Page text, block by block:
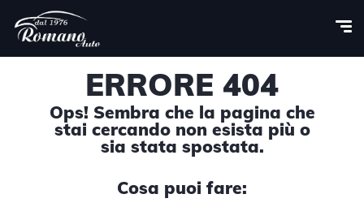
ERRORE 404
Ops! Sembra che la pagina che
stai cercando non esista più o
sia stata spostata.
Cosa puoi fare: